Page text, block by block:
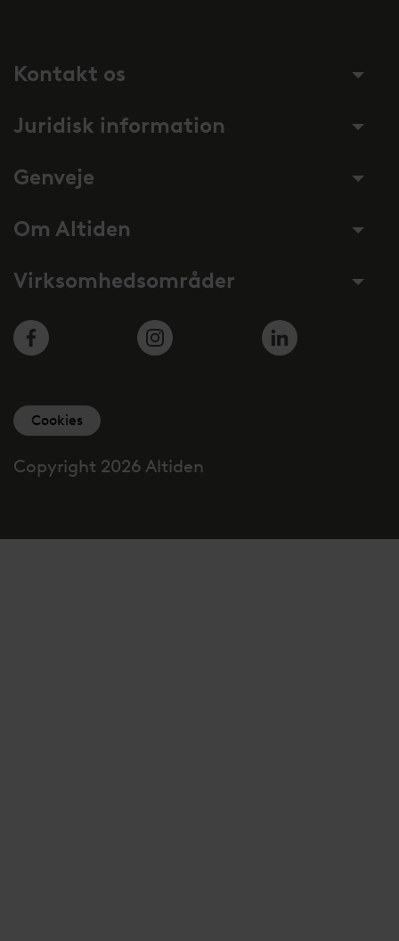
Kontakt os
Juridisk information
Genveje
Om Altiden
Virksomhedsområder
Facebook Instagram LinkedIn
Cookies
Copyright 2026 Altiden